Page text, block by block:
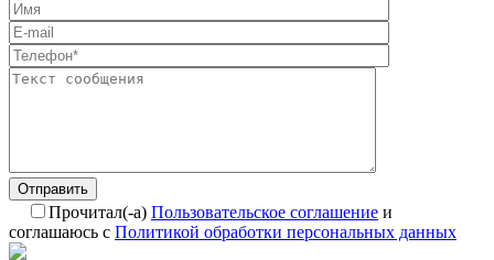
Отправить
Прочитал(-а) Пользовательское соглашение и
соглашаюсь с Политикой обработки персональных данных